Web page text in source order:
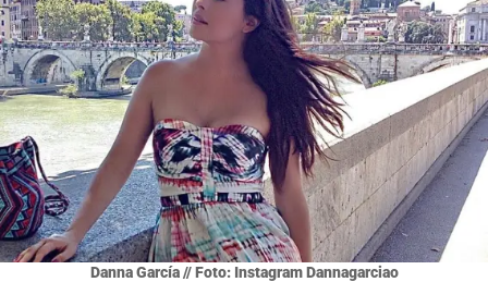
Danna García // Foto: Instagram Dannagarciao